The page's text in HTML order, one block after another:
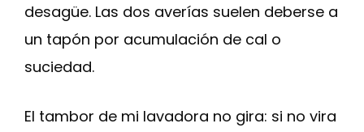
desagüe. Las dos averías suelen deberse a
un tapón por acumulación de cal o
suciedad.
El tambor de mi lavadora no gira: si no vira